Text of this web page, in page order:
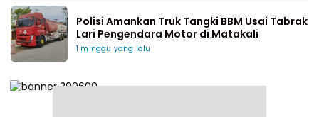
Polisi Amankan Truk Tangki BBM Usai Tabrak
Lari Pengendara Motor di Matakali
1 minggu yang lalu